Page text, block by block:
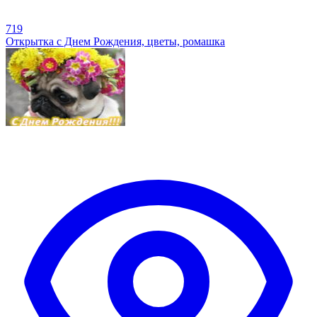
719
Открытка с Днем Рождения, цветы, ромашка